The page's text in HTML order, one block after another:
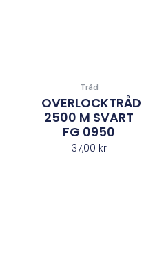
Tråd
OVERLOCKTRÅD
2500 M SVART
FG 0950
37,00 kr